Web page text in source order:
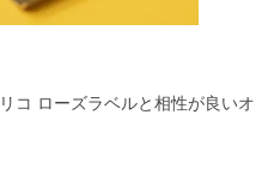
コ ローズラベルと相性が良い